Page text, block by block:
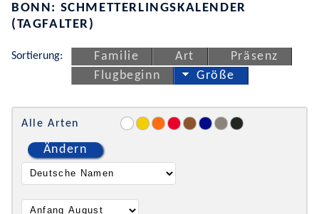
BONN: SCHMETTERLINGSKALENDER
(TAGFALTER)
Sortierung: Familie Art
Präsenz
Flugbeginn
Größe
Alle Arten
Ändern